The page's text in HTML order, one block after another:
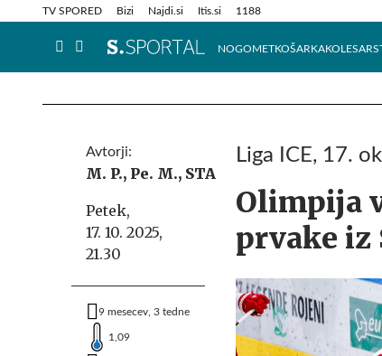
TV SPORED Bizi Najdi.si Itis.si 1188
NOGOMETKOŠARKA
Info in obvestila Tehnik
Avtorji:
M. P., Pe. M., STA
Petek,
17. 10. 2025,
21.30
9 mesecev, 3 tedne
1,09
Liga ICE, 17.
Olimpija
prvake iz